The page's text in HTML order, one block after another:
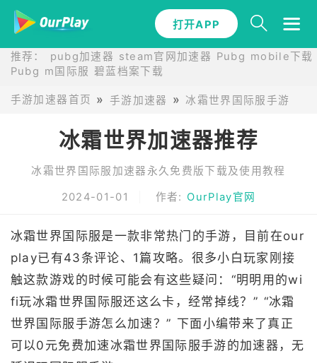
打开APP
推荐： pubg加速器 steam官网加速器 Pubg mobile下载
Pubg m国际服 碧蓝档案下载
手游加速器首页 手游加速器 冰霜世界国际服手游加速
冰霜世界加速器推荐
冰霜世界国际服加速器永久免费版下载及使用教程
2024-01-01 作者: OurPlay官网
冰霜世界国际服是一款非常热门的手游，目前在our
play已有43条评论、1篇攻略。很多小白玩家刚接
触这款游戏的时候可能会有这些疑问：“明明用的wi
fi玩冰霜世界国际服还这么卡，经常掉线？” “冰霜
世界国际服手游怎么加速？” 下面小编带来了真正
可以0元免费加速冰霜世界国际服手游的加速器，无